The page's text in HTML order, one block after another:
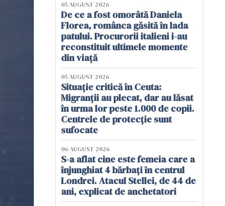
05 AUGUST 2026
De ce a fost omorâtă Daniela
Florea, românca găsită în lada
patului. Procurorii italieni i-au
reconstituit ultimele momente
din viață
05 AUGUST 2026
Situație critică în Ceuta:
Migranții au plecat, dar au lăsat
în urma lor peste 1.000 de copii.
Centrele de protecție sunt
sufocate
06 AUGUST 2026
S-a aflat cine este femeia care a
înjunghiat 4 bărbați în centrul
Londrei. Atacul Stellei, de 44 de
ani, explicat de anchetatori